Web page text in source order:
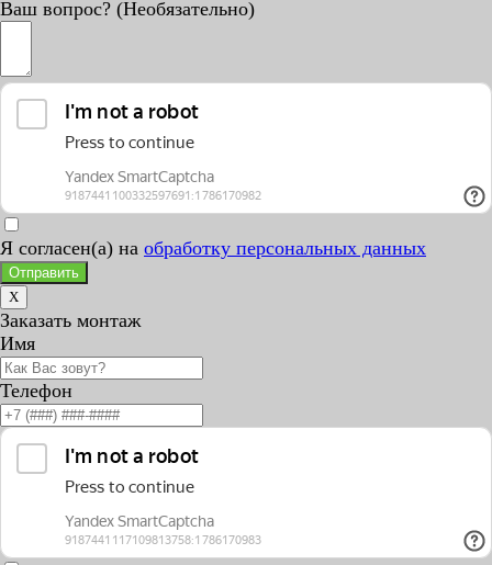
Ваш вопрос? (Необязательно)
Я согласен(а) на обработку персональных данных
Отправить
X
Заказать монтаж
Имя
Телефон